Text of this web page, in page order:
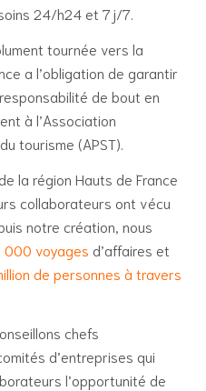
24/h24 et 7j/7.
tournée vers la
a l’obligation de garantir
de bout en
à l’Association
tourisme (APST).
la région Hauts de France
collaborateurs ont vécu
notre création, nous
000 voyages d’affaires et
de personnes à travers
chefs
d’entreprises qui
l’opportunité de